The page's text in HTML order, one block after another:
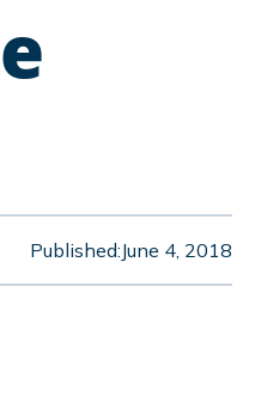
Published:June 4, 2018